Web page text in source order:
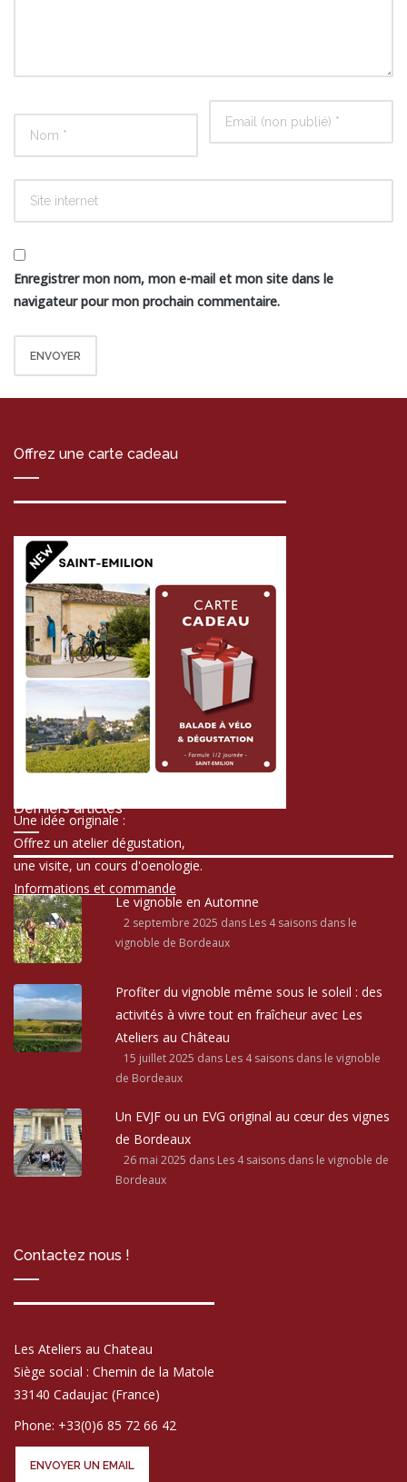
Enregistrer mon nom, mon e-mail et mon site dans le
navigateur pour mon prochain commentaire.
Offrez une carte cadeau
Une idée originale :
Offrez un atelier dégustation,
une visite, un cours d'oenologie.
Informations et commande
Derniers articles
Le vignoble en Automne
2 septembre 2025 dans Les 4 saisons dans le
vignoble de Bordeaux
Profiter du vignoble même sous le soleil : des
activités à vivre tout en fraîcheur avec Les
Ateliers au Château
15 juillet 2025 dans Les 4 saisons dans le vignoble
de Bordeaux
Un EVJF ou un EVG original au cœur des vignes
de Bordeaux
26 mai 2025 dans Les 4 saisons dans le vignoble de
Bordeaux
Contactez nous !
Les Ateliers au Chateau
Siège social : Chemin de la Matole
33140 Cadaujac (France)
Phone: +33(0)6 85 72 66 42
ENVOYER UN EMAIL